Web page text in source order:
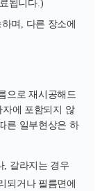
됩니다.)
며, 다른 장소에
으로 재시공해드
에 포함되지 않
른 일부현상은 하
, 갈라지는 경우
되거나 필름면에